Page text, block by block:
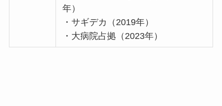
年）
・サギデカ（2019年）
・大病院占拠（2023年）